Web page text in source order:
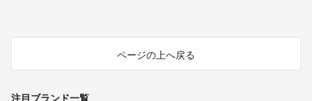
ページの上へ戻る
注目ブランド一覧